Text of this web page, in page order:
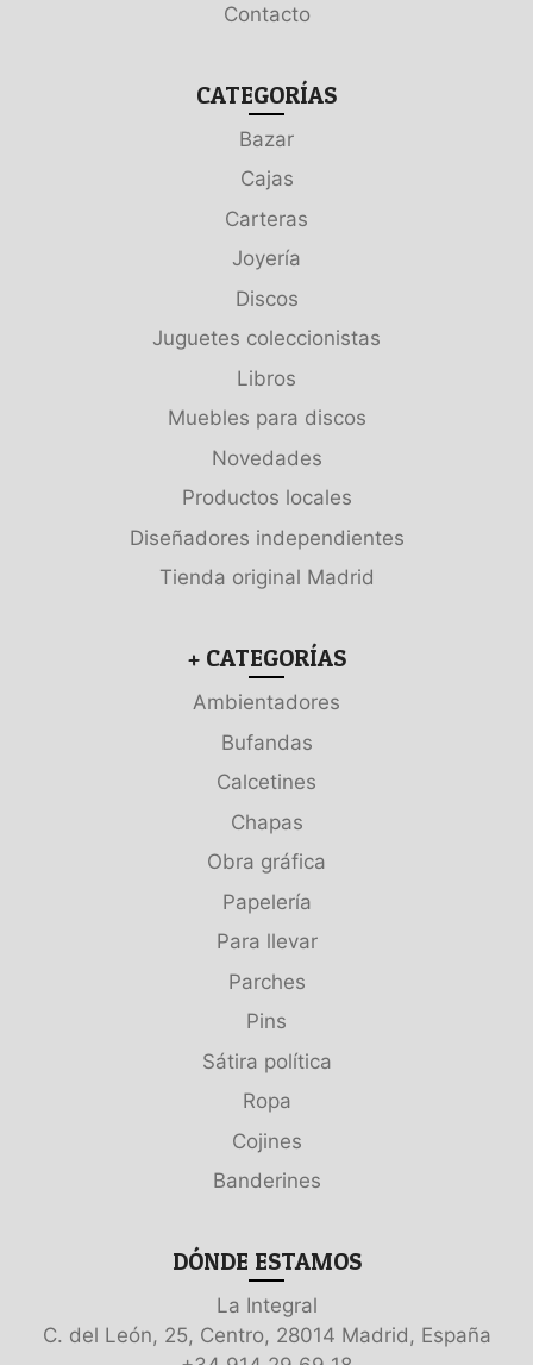
Contacto
CATEGORÍAS
Bazar
Cajas
Carteras
Joyería
Discos
Juguetes coleccionistas
Libros
Muebles para discos
Novedades
Productos locales
Diseñadores independientes
Tienda original Madrid
+ CATEGORÍAS
Ambientadores
Bufandas
Calcetines
Chapas
Obra gráfica
Papelería
Para llevar
Parches
Pins
Sátira política
Ropa
Cojines
Banderines
DÓNDE ESTAMOS
La Integral
C. del León, 25, Centro, 28014 Madrid, España